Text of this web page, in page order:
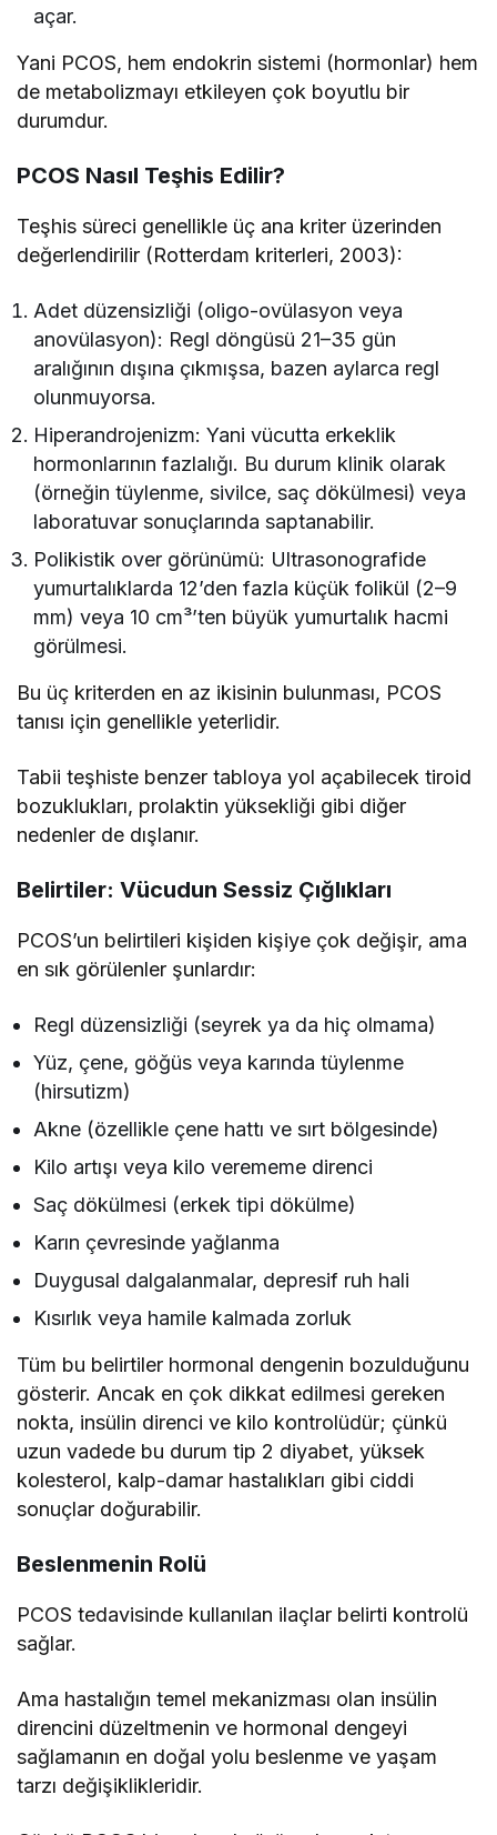
açar.
Yani PCOS, hem endokrin sistemi (hormonlar) hem
de metabolizmayı etkileyen çok boyutlu bir
durumdur.
PCOS Nasıl Teşhis Edilir?
Teşhis süreci genellikle üç ana kriter üzerinden
değerlendirilir (Rotterdam kriterleri, 2003):
Adet düzensizliği (oligo-ovülasyon veya
anovülasyon): Regl döngüsü 21–35 gün
aralığının dışına çıkmışsa, bazen aylarca regl
olunmuyorsa.
Hiperandrojenizm: Yani vücutta erkeklik
hormonlarının fazlalığı. Bu durum klinik olarak
(örneğin tüylenme, sivilce, saç dökülmesi) veya
laboratuvar sonuçlarında saptanabilir.
Polikistik over görünümü: Ultrasonografide
yumurtalıklarda 12’den fazla küçük folikül (2–9
mm) veya 10 cm³’ten büyük yumurtalık hacmi
görülmesi.
Bu üç kriterden en az ikisinin bulunması, PCOS
tanısı için genellikle yeterlidir.
Tabii teşhiste benzer tabloya yol açabilecek tiroid
bozuklukları, prolaktin yüksekliği gibi diğer
nedenler de dışlanır.
Belirtiler: Vücudun Sessiz Çığlıkları
PCOS’un belirtileri kişiden kişiye çok değişir, ama
en sık görülenler şunlardır:
Regl düzensizliği (seyrek ya da hiç olmama)
Yüz, çene, göğüs veya karında tüylenme
(hirsutizm)
Akne (özellikle çene hattı ve sırt bölgesinde)
Kilo artışı veya kilo verememe direnci
Saç dökülmesi (erkek tipi dökülme)
Karın çevresinde yağlanma
Duygusal dalgalanmalar, depresif ruh hali
Kısırlık veya hamile kalmada zorluk
Tüm bu belirtiler hormonal dengenin bozulduğunu
gösterir. Ancak en çok dikkat edilmesi gereken
nokta, insülin direnci ve kilo kontrolüdür; çünkü
uzun vadede bu durum tip 2 diyabet, yüksek
kolesterol, kalp-damar hastalıkları gibi ciddi
sonuçlar doğurabilir.
Beslenmenin Rolü
PCOS tedavisinde kullanılan ilaçlar belirti kontrolü
sağlar.
Ama hastalığın temel mekanizması olan insülin
direncini düzeltmenin ve hormonal dengeyi
sağlamanın en doğal yolu beslenme ve yaşam
tarzı değişiklikleridir.